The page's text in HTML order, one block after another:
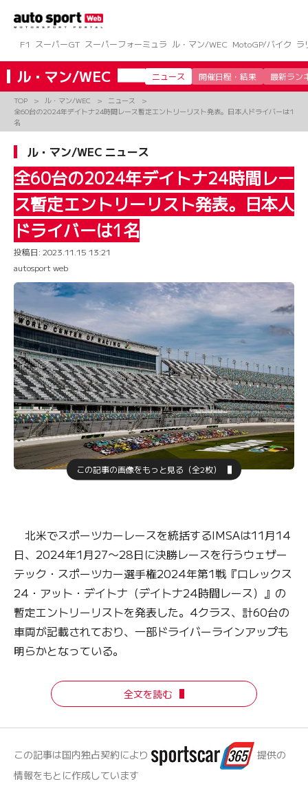
ツ
へ
ス
キ
F1 スーパーGT スーパーフォーミュラ ル・マン/WEC MotoGP/バイク ラ
ル・マン/WEC ニュース 開催日程・結果 最新ラン
TOP ル・マン/WEC
ニュース
全60台の2024年デイトナ24時間レース暫定エントリーリスト発表。日本人ドライバーは1
名
ル・マン/WEC ニュース
全60台の2024年デイトナ24時間レー
ス暫定エントリーリスト発表。日本人
ドライバーは1名
投稿日: 2023.11.15 13:21
autosport web
この記事の画像をもっと見る（全2枚）
北米でスポーツカーレースを統括するIMSAは11月14
日、2024年1月27〜28日に決勝レースを行うウェザー
テック・スポーツカー選手権2024年第1戦『ロレックス
24・アット・デイトナ（デイトナ24時間レース）』の
暫定エントリーリストを発表した。4クラス、計60台の
車両が記載されており、一部ドライバーラインアップも
明らかとなっている。
全文を読む
この記事は国内独占契約により
提供の
情報をもとに作成しています